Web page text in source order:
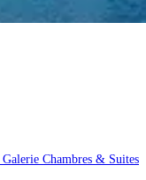
Galerie Chambres & Suites